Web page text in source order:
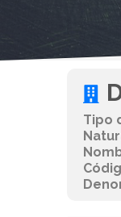
Tipo